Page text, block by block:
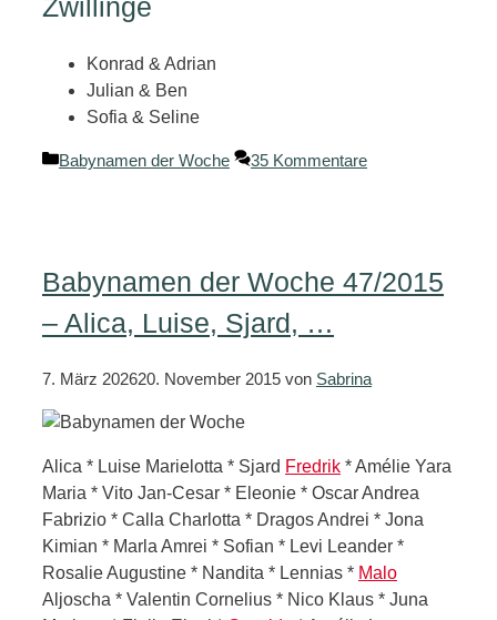
Zwillinge
Konrad & Adrian
Julian & Ben
Sofia & Seline
Kategorien
Babynamen der Woche 35 Kommentare
Babynamen der Woche 47/2015
– Alica, Luise, Sjard, …
7. März 202620. November 2015 von Sabrina
Alica * Luise Marielotta * Sjard Fredrik * Amélie Yara
Maria * Vito Jan-Cesar * Eleonie * Oscar Andrea
Fabrizio * Calla Charlotta * Dragos Andrei * Jona
Kimian * Marla Amrei * Sofian * Levi Leander *
Rosalie Augustine * Nandita * Lennias * Malo
Aljoscha * Valentin Cornelius * Nico Klaus * Juna